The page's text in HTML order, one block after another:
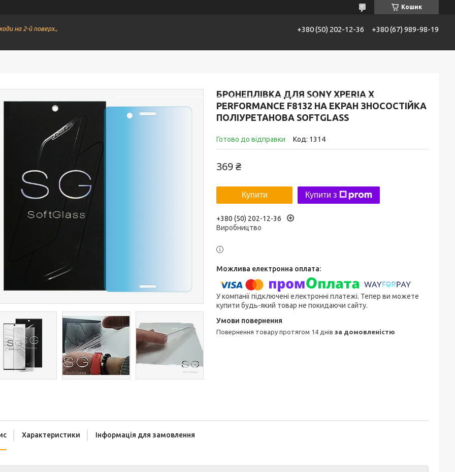
Кошик
на 2-й поверх., +380 (50) 202-12-36 +380 (67) 989-98-19
БРОНЕПЛІВКА ДЛЯ SONY XPERIA X
PERFORMANCE F8132 НА ЕКРАН ЗНОСОСТІЙКА
ПОЛІУРЕТАНОВА SOFTGLASS
Готово до відправки Код: 1314
369 ₴
Купити Купити з
+380 (50) 202-12-36
Виробництво
У компанії підключені електронні платежі. Тепер ви можете
купити будь-який товар не покидаючи сайту.
повернення товару протягом 14 днів за домовленістю
Характеристики Інформація для замовлення